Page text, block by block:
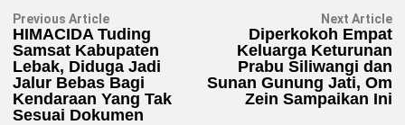
Navigasi
pos
Previous ArticlePrevious
article:
HIMACIDA Tuding
Samsat Kabupaten
Lebak, Diduga Jadi
Jalur Bebas Bagi
Kendaraan Yang Tak
Sesuai Dokumen
Next Article
Diperkokoh Empat
Keluarga Keturunan
Prabu Siliwangi dan
Sunan Gunung Jati, Om
Zein Sampaikan Ini